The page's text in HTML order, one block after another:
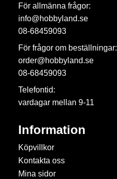
För allmänna frågor:
info@hobbyland.se
08-68459093
För frågor om beställningar:
order@hobbyland.se
08-68459093
Telefontid:
vardagar mellan 9-11
Information
Köpvillkor
Kontakta oss
Mina sidor